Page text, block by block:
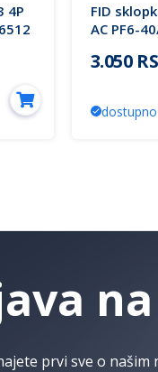
4P
FID
AC PF6-
3.050
dostupno
prvi sve o